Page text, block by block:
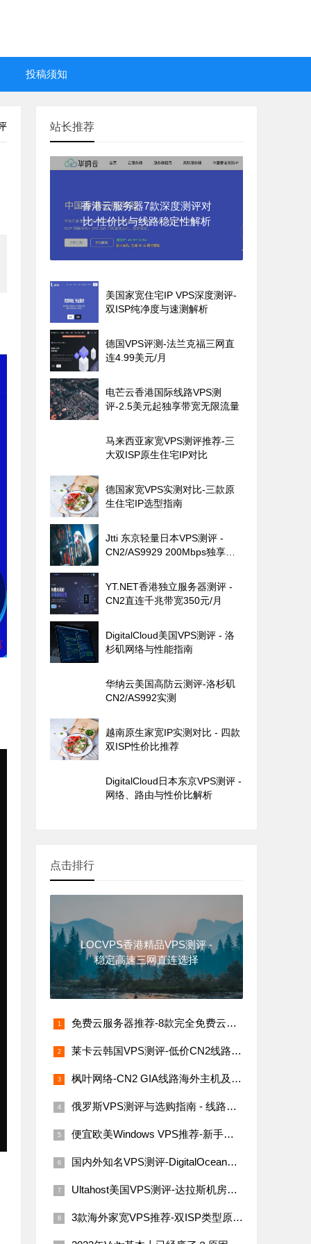
投稿须知
站长推荐
香港云服务器7款深度测评对
比-性价比与线路稳定性解析
美国家宽住宅IP VPS深度测评-
双ISP纯净度与速测解析
德国VPS评测-法兰克福三网直
连4.99美元/月
电芒云香港国际线路VPS测
评-2.5美元起独享带宽无限流量
马来西亚家宽VPS测评推荐-三
大双ISP原生住宅IP对比
德国家宽VPS实测对比-三款原
生住宅IP选型指南
Jtti 东京轻量日本VPS测评 -
CN2/AS9929 200Mbps独享带
YT.NET香港独立服务器测评 -
CN2直连千兆带宽350元/月
DigitalCloud美国VPS测评 - 洛
杉矶网络与性能指南
华纳云美国高防云测评-洛杉矶
CN2/AS992实测
越南原生家宽IP实测对比 - 四款
双ISP性价比推荐
DigitalCloud日本东京VPS测评 -
网络、路由与性价比解析
点击排行
LOCVPS香港精品VPS测评 -
稳定高速三网直连选择
免费云服务器推荐-8款完全免费云服务器汇总（支持海内外节点）
莱卡云韩国VPS测评-低价CN2线路，网络稳定速度快
枫叶网络-CN2 GIA线路海外主机及VPS评测
俄罗斯VPS测评与选购指南 - 线路稳定性与价格解析
便宜欧美Windows VPS推荐-新手必看指南
国内外知名VPS测评-DigitalOcean、Linode、Vultr与搬瓦工
Ultahost美国VPS测评-达拉斯机房网络性能与价格详解
3款海外家宽VPS推荐-双ISP类型原生IP